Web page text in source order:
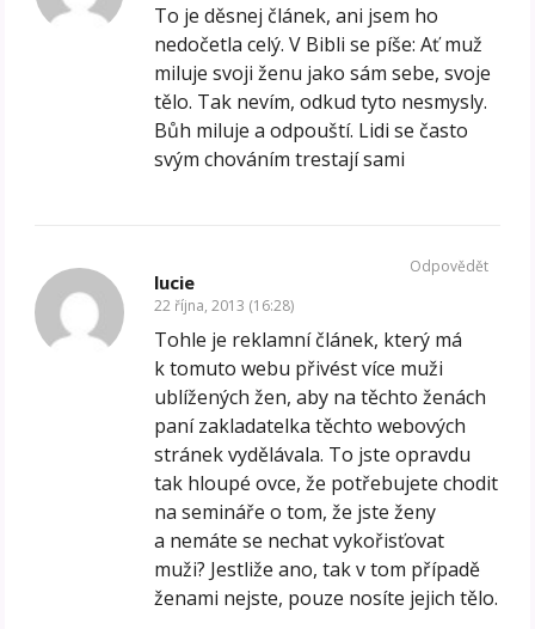
To je děsnej článek, ani jsem ho
nedočetla celý. V Bibli se píše: Ať muž
miluje svoji ženu jako sám sebe, svoje
tělo. Tak nevím, odkud tyto nesmysly.
Bůh miluje a odpouští. Lidi se často
svým chováním trestají sami
lucie
22 října, 2013 (16:28)
Tohle je reklamní článek, který má
k tomuto webu přivést více muži
ublížených žen, aby na těchto ženách
paní zakladatelka těchto webových
stránek vydělávala. To jste opravdu
tak hloupé ovce, že potřebujete chodit
na semináře o tom, že jste ženy
a nemáte se nechat vykořisťovat
muži? Jestliže ano, tak v tom případě
ženami nejste, pouze nosíte jejich tělo.
Odpovědět